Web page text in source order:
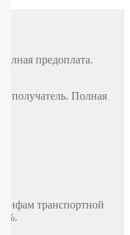
предоплата.
получатель. Полная
транспортной